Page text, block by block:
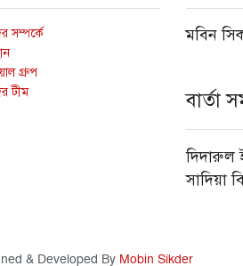
সম্পর্কে
গ্রুপ
টীম
মবিন
বার্তা
দিদারুল
সাদিয়া
& Developed By Mobin Sikder